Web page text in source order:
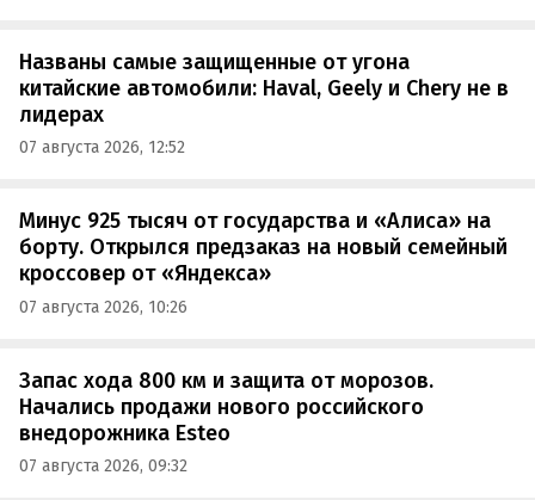
Названы самые защищенные от угона
китайские автомобили: Haval, Geely и Chery не в
лидерах
07 августа 2026, 12:52
Минус 925 тысяч от государства и «Алиса» на
борту. Открылся предзаказ на новый семейный
кроссовер от «Яндекса»
07 августа 2026, 10:26
Запас хода 800 км и защита от морозов.
Начались продажи нового российского
внедорожника Esteo
07 августа 2026, 09:32